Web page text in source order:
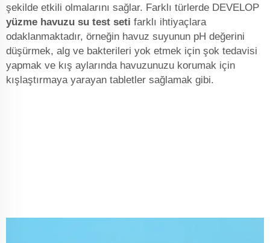
şekilde etkili olmalarını sağlar. Farklı türlerde DEVELOP
yüzme havuzu su test seti farklı ihtiyaçlara
odaklanmaktadır, örneğin havuz suyunun pH değerini
düşürmek, alg ve bakterileri yok etmek için şok tedavisi
yapmak ve kış aylarında havuzunuzu korumak için
kışlaştırmaya yarayan tabletler sağlamak gibi.